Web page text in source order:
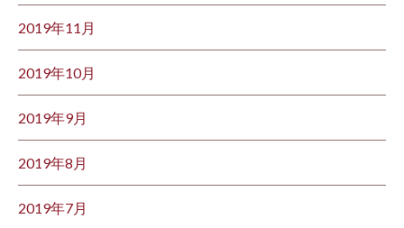
2019年11月
2019年10月
2019年9月
2019年8月
2019年7月